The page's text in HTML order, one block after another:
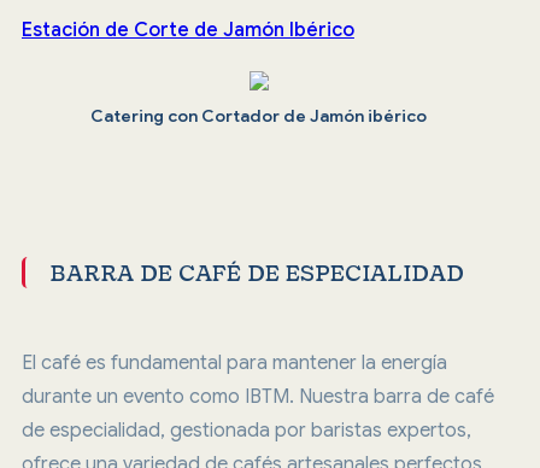
Estación de Corte de Jamón Ibérico
Catering con Cortador de Jamón ibérico
BARRA DE CAFÉ DE ESPECIALIDAD
El café es fundamental para mantener la energía
durante un evento como IBTM. Nuestra barra de café
de especialidad, gestionada por baristas expertos,